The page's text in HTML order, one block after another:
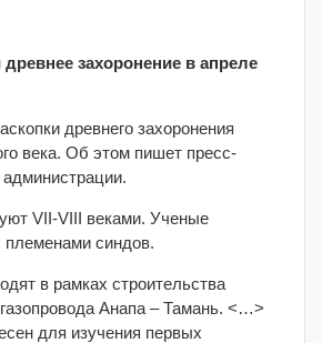
захоронение в апреле
древнего захоронения
века. Об этом пишет пресс-
VII-VIII веками. Ученые
племенами синдов.
в рамках строительства
газопровода Анапа – Тамань. <…>
для изучения первых